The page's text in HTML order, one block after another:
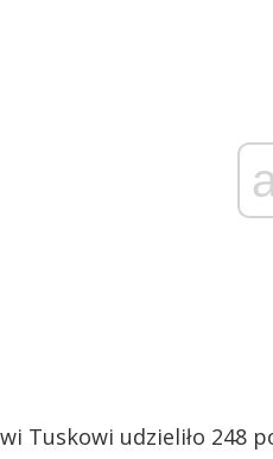
Tuskowi udzieliło 248